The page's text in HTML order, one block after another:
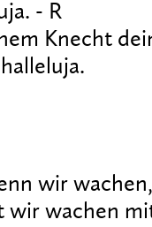
- R
Knecht
wir
wir wachen